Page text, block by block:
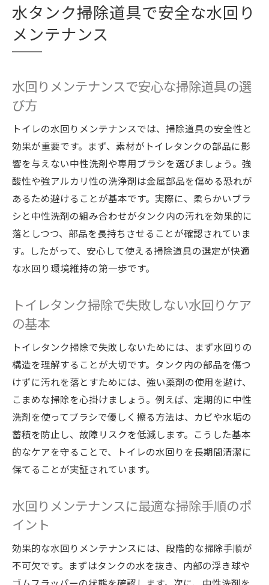
掃除初心者が押さえるべき水回り道具の特
徴
清潔な水回り維持に役立つ掃除道具の使い
トイレタンク内部を清潔に保つ道具選び
トイレタンク掃除に適した水回りメンテナ
ンス用品
使いやすい掃除道具でトイレタンクの清潔
を守る方法
トイレタンク洗浄剤の種類と水回りメンテ
ナンス効果
水回りメンテナンスで注目のタンク内用洗
浄グッズ
選び方
ム
洗浄剤の種類と使い方を徹底解説
水回りメンテナンスで使える洗浄剤の特徴
トイレタンク掃除に適した洗浄剤の選び方
洗浄剤の使い方と水回りメンテナンスの注
意点
タンク内を傷めない洗浄剤の活用法とポイ
水回りメンテナンスにおすすめな洗浄剤の
ド
初心者でも安心の水回り掃除手順
水タンク掃除道具で安全な水回り
メンテナンス
水回りメンテナンスで安心な掃除道具の選
び方
トイレの水回りメンテナンスでは、掃除道具の安全性と
効果が重要です。まず、素材がトイレタンクの部品に影
響を与えない中性洗剤や専用ブラシを選びましょう。強
酸性や強アルカリ性の洗浄剤は金属部品を傷める恐れが
あるため避けることが基本です。実際に、柔らかいブラ
シと中性洗剤の組み合わせがタンク内の汚れを効果的に
落としつつ、部品を長持ちさせることが確認されていま
す。したがって、安心して使える掃除道具の選定が快適
な水回り環境維持の第一歩です。
トイレタンク掃除で失敗しない水回りケア
の基本
トイレタンク掃除で失敗しないためには、まず水回りの
構造を理解することが大切です。タンク内の部品を傷つ
けずに汚れを落とすためには、強い薬剤の使用を避け、
こまめな掃除を心掛けましょう。例えば、定期的に中性
洗剤を使ってブラシで優しく擦る方法は、カビや水垢の
蓄積を防止し、故障リスクを低減します。こうした基本
的なケアを守ることで、トイレの水回りを長期間清潔に
保てることが実証されています。
水回りメンテナンスに最適な掃除手順のポ
イント
効果的な水回りメンテナンスには、段階的な掃除手順が
不可欠です。まずはタンクの水を抜き、内部の浮き球や